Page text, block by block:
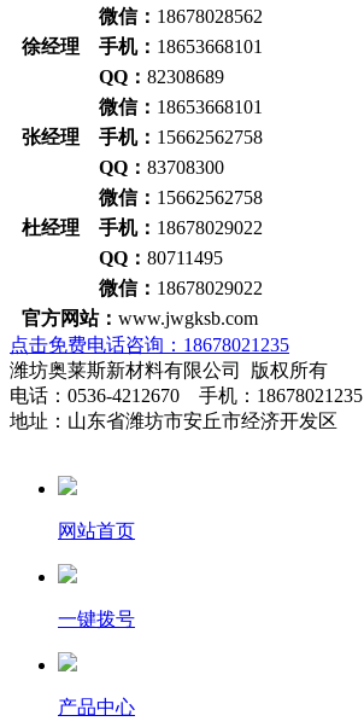
微信： 18678028562
徐经理 手机： 18653668101
QQ： 82308689
微信： 18653668101
张经理 手机： 15662562758
QQ： 83708300
微信： 15662562758
杜经理 手机： 18678029022
QQ： 80711495
微信： 18678029022
官方网站： www.jwgksb.com
点击免费电话咨询：18678021235
潍坊奥莱斯新材料有限公司 版权所有
电话：0536-4212670 手机：18678021235
地址：山东省潍坊市安丘市经济开发区
网站首页
一键拨号
产品中心